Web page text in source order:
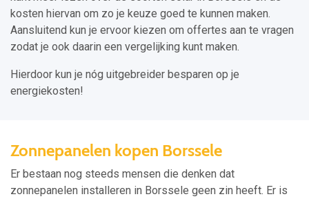
kosten hiervan om zo je keuze goed te kunnen maken.
Aansluitend kun je ervoor kiezen om offertes aan te vragen
zodat je ook daarin een vergelijking kunt maken.
Hierdoor kun je nóg uitgebreider besparen op je
energiekosten!
Zonnepanelen kopen Borssele
Er bestaan nog steeds mensen die denken dat
zonnepanelen installeren in Borssele geen zin heeft. Er is